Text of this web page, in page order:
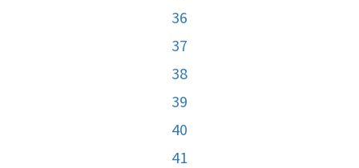
36
37
38
39
40
41